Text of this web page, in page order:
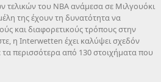
τελικών του NBA ανάμεσα σε Μιλγουόκι
της έχουν τη δυνατότητα να
και διαφορετικούς τρόπους στην
η Interwetten έχει καλύψει σχεδόν
τα περισσότερα από 130 στοιχήματα που